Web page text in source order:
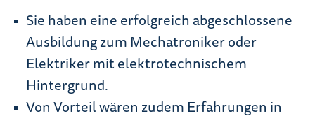
Sie haben eine erfolgreich abgeschlossene
Ausbildung zum Mechatroniker oder
Elektriker mit elektrotechnischem
Hintergrund.
Von Vorteil wären zudem Erfahrungen in